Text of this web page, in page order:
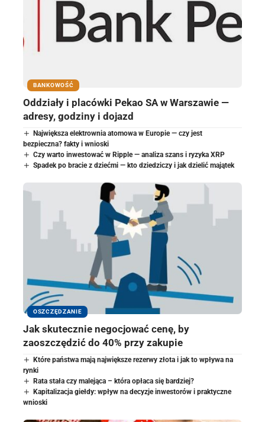
BANKOWOŚĆ
Oddziały i placówki Pekao SA w Warszawie —
adresy, godziny i dojazd
Największa elektrownia atomowa w Europie — czy jest
bezpieczna? fakty i wnioski
Czy warto inwestować w Ripple — analiza szans i ryzyka XRP
Spadek po bracie z dziećmi — kto dziedziczy i jak dzielić majątek
OSZCZĘDZANIE
Jak skutecznie negocjować cenę, by
zaoszczędzić do 40% przy zakupie
Które państwa mają największe rezerwy złota i jak to wpływa na
rynki
Rata stała czy malejąca – która opłaca się bardziej?
Kapitalizacja giełdy: wpływ na decyzje inwestorów i praktyczne
wnioski